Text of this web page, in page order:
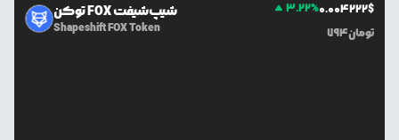
توکن FOX شیپ‌شیفت
Shapeshift FOX Token
3.22%0.004222$
794تومان